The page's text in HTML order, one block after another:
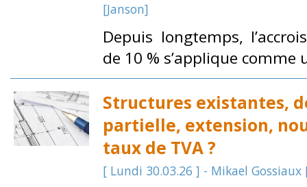
[Janson]
Depuis longtemps,
de 10 % s’applique comme
Structures existantes,
partielle, extension,
taux de TVA ?
[ Lundi 30.03.26 ] - Mikael Gossiaux